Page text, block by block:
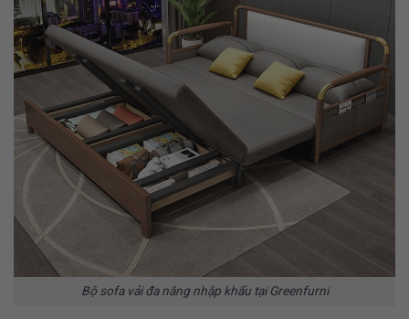
Bộ sofa vải đa năng nhập khẩu tại Greenfurni